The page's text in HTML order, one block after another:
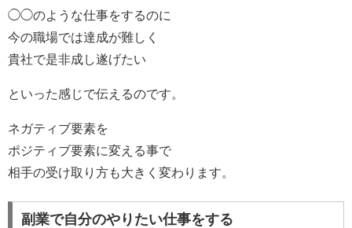
◯◯のような仕事をするのに
今の職場では達成が難しく
貴社で是非成し遂げたい
といった感じで伝えるのです。
ネガティブ要素を
ポジティブ要素に変える事で
相手の受け取り方も大きく変わります。
副業で自分のやりたい仕事をする